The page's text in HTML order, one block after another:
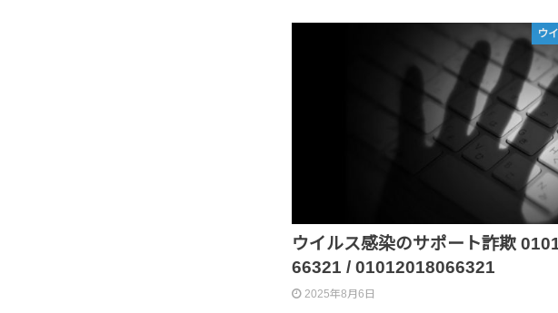
ウ
ウイルス感染のサポート詐欺
66321 / 01012018066321
2025年8月6日